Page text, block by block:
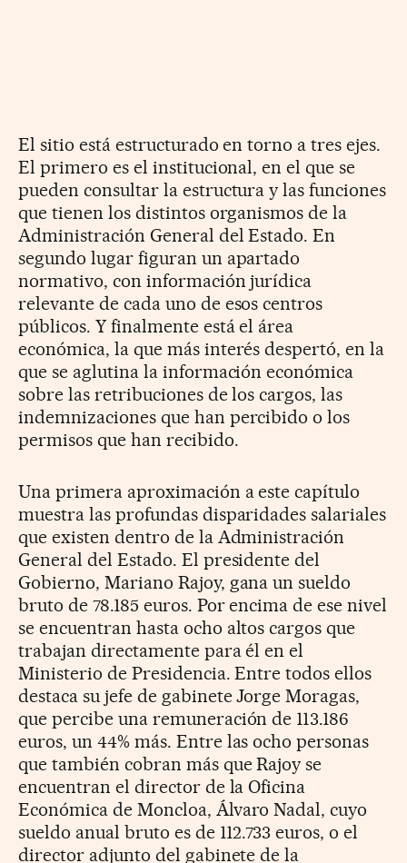
El sitio está estructurado en torno a tres ejes.
El primero es el institucional, en el que se
pueden consultar la estructura y las funciones
que tienen los distintos organismos de la
Administración General del Estado. En
segundo lugar figuran un apartado
normativo, con información jurídica
relevante de cada uno de esos centros
públicos. Y finalmente está el área
económica, la que más interés despertó, en la
que se aglutina la información económica
sobre las retribuciones de los cargos, las
indemnizaciones que han percibido o los
permisos que han recibido.
Una primera aproximación a este capítulo
muestra las profundas disparidades salariales
que existen dentro de la Administración
General del Estado. El presidente del
Gobierno, Mariano Rajoy, gana un sueldo
bruto de 78.185 euros. Por encima de ese nivel
se encuentran hasta ocho altos cargos que
trabajan directamente para él en el
Ministerio de Presidencia. Entre todos ellos
destaca su jefe de gabinete Jorge Moragas,
que percibe una remuneración de 113.186
euros, un 44% más. Entre las ocho personas
que también cobran más que Rajoy se
encuentran el director de la Oficina
Económica de Moncloa, Álvaro Nadal, cuyo
sueldo anual bruto es de 112.733 euros, o el
director adjunto del gabinete de la